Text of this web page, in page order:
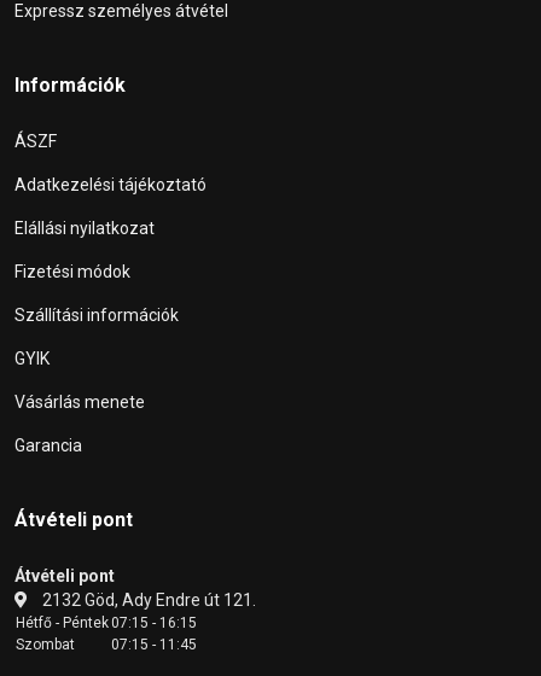
Expressz személyes átvétel
Információk
ÁSZF
Adatkezelési tájékoztató
Elállási nyilatkozat
Fizetési módok
Szállítási információk
GYIK
Vásárlás menete
Garancia
Átvételi pont
Átvételi pont
2132 Göd, Ady Endre út 121.
Hétfő - Péntek07:15 - 16:15
Szombat
07:15 - 11:45